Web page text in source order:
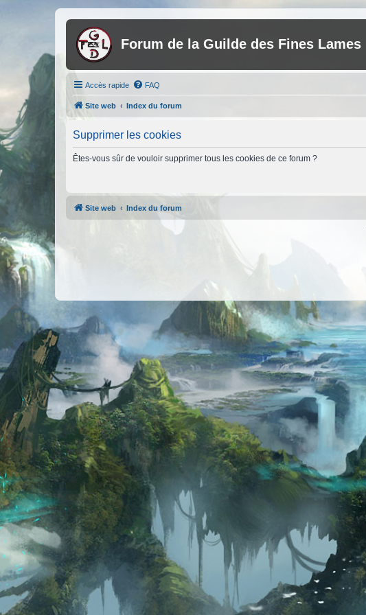
Forum de la Guilde des Fines Lames
Accès rapide FAQ
Site web Index du forum
Supprimer les cookies
Êtes-vous sûr de vouloir supprimer tous les cookies de ce forum ?
Site web Index du forum